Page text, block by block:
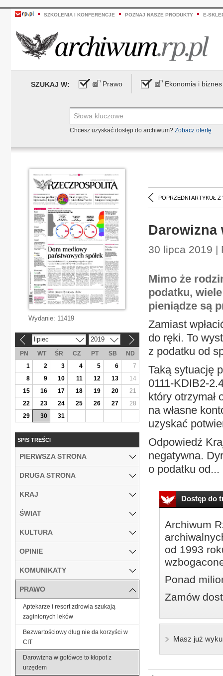
SZKOLENIA I KONFERENCJE POZNAJ NASZE PRODUKTY E-
SZUKAJ W: Prawo Ekonomia i biznes
Chcesz uzyskać dostęp do archiwum? Zobacz ofertę
POPRZEDNI ARTYKUŁ Z
Darowizna
30 lipca 2019 |
Mimo że
podatku,
pieniądze są
Zamiast
do ręki. To
z podatku od
Taką sytuację
0111-KDIB2-
który otrzymał
na własne
uzyskać
Odpowiedź
negatywna.
o podatku od...
Dostęp do
Archiwum
od 1993
Ponad
Zamów
Masz już
Wydanie: 11419
lipiec 2019
PN WT ŚR CZ PT SB
ND
1
2 3 4 5 6
7
8
9 10 11 12 13
14
15
16 17 18 19 20
21
22
23 24 25 26 27
28
29
30 31
SPIS TREŚCI
PIERWSZA STRONA
DRUGA STRONA
KRAJ
ŚWIAT
KULTURA
OPINIE
KOMUNIKATY
PRAWO
Aptekarze i resort zdrowia szukają
zaginionych leków
Bezwartościowy dług nie da korzyści w
CIT
Darowizna w gotówce to kłopot z
urzędem